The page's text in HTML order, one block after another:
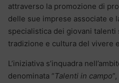
attraverso la promozione di
delle sue imprese associate e
specialistica dei giovani talenti
tradizione e cultura del vivere
L’iniziativa s’inquadra
denominata “Talenti in campo